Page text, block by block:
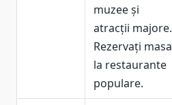
muzee și
atracții majore.
Rezervați masa
la restaurante
populare.